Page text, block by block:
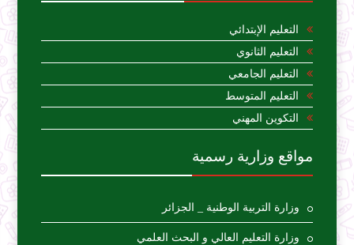
التعليم الإبتدائي
التعليم الثانوي
التعليم الجامعي
التعليم المتوسط
التكوين المهني
مواقع وزارية رسمية
وزارة التربية الوطنية _ الجزائر
وزارة التعليم العالي و البحث العلمي